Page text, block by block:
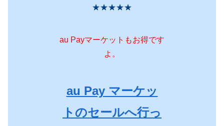
★★★★★
au Payマーケットもお得です
よ。
au Pay マーケッ
トのセールへ行っ